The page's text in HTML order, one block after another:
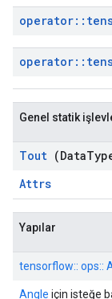
operator::
operator::
Genel statik
Tout (Data
Attrs
Yapılar
tensorflow:: ops::
Angle için isteğe